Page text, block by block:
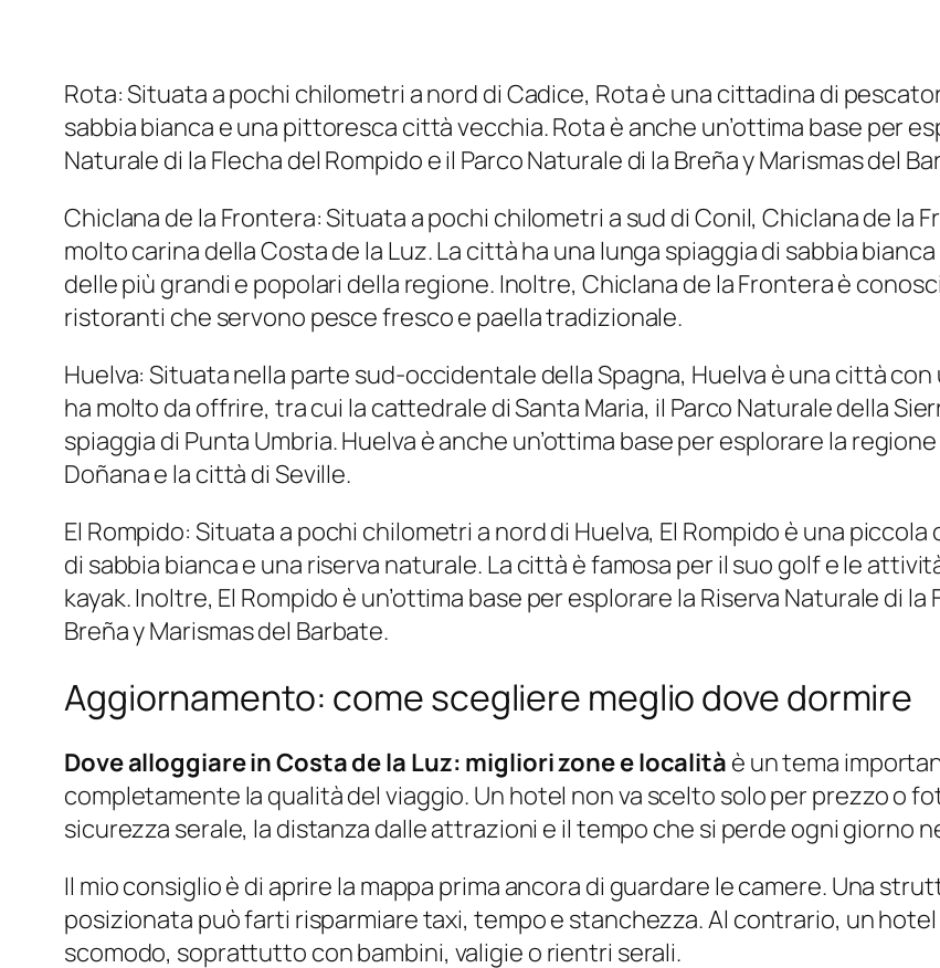
Rota: Situata a pochi chilometri a nord di Cadice, Rota è una cittadina di
sabbia bianca e una pittoresca città vecchia. Rota è anche un’ottima base per
Naturale di la Flecha del Rompido e il Parco Naturale di la Breña y Marismas del
Chiclana de la Frontera: Situata a pochi chilometri a sud di Conil, Chiclana de la
molto carina della Costa de la Luz. La città ha una lunga spiaggia di sabbia
delle più grandi e popolari della regione. Inoltre, Chiclana de la Frontera è
ristoranti che servono pesce fresco e paella tradizionale.
Huelva: Situata nella parte sud-occidentale della Spagna, Huelva è una città
ha molto da offrire, tra cui la cattedrale di Santa Maria, il Parco Naturale della
spiaggia di Punta Umbria. Huelva è anche un’ottima base per esplorare la
Doñana e la città di Seville.
El Rompido: Situata a pochi chilometri a nord di Huelva, El Rompido è una
di sabbia bianca e una riserva naturale. La città è famosa per il suo golf e le
kayak. Inoltre, El Rompido è un’ottima base per esplorare la Riserva Naturale di
Breña y Marismas del Barbate.
Aggiornamento: come scegliere meglio dove dormire
Dove alloggiare in Costa de la Luz: migliori zone e località è un tema
completamente la qualità del viaggio. Un hotel non va scelto solo per prezzo o
sicurezza serale, la distanza dalle attrazioni e il tempo che si perde ogni giorno
Il mio consiglio è di aprire la mappa prima ancora di guardare le camere. Una
posizionata può farti risparmiare taxi, tempo e stanchezza. Al contrario, un
scomodo, soprattutto con bambini, valigie o rientri serali.